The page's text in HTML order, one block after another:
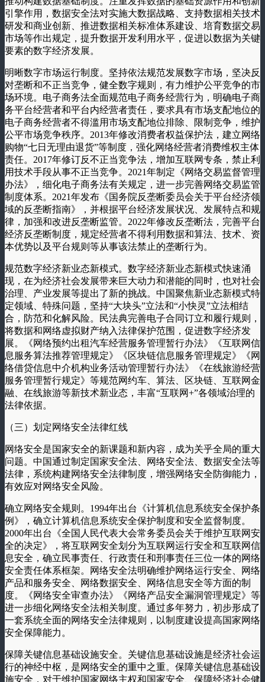
引擎作用，数据安全法对实施大数据战略、支持数据相关技术
研发和商业创新、推进数据相关标准体系建设、培育数据交易
市场等作出规定，提升数据开发利用水平，促进以数据为关键
要素的数字经济发展。
明晰数字市场运行制度。坚持依法规范发展数字市场，坚决反
对垄断和不正当竞争，健全数字规则，有力维护公平竞争的市
场环境。电子商务法全面规范电子商务经营行为，明确电子商
务平台经营者和平台内经营者责任，要求具有市场支配地位的
电子商务经营者不得滥用市场支配地位排除、限制竞争，维护
公平市场竞争秩序。2013年修改消费者权益保护法，建立网络
购物“七日无理由退货”等制度，强化网络经营者消费维权主体
责任。2017年修订反不正当竞争法，增加互联网专条，禁止利
用技术手段从事不正当竞争。2021年制定《网络交易监督管理
办法》，细化电子商务法有关规定，进一步完善网络交易监管
制度体系。2021年发布《国务院反垄断委员会关于平台经济领
域的反垄断指南》，并根据平台经济发展状况、发展特点和规
律，加强和改进反垄断监管。2022年修改反垄断法，完善平台
经济反垄断制度，规定经营者不得利用数据和算法、技术、资
本优势以及平台规则等从事该法禁止的垄断行为。
规范数字经济新业态新模式。数字经济新业态新模式快速涌
现，在为经济社会发展带来巨大动力和潜能的同时，也对社会
治理、产业发展等提出了新的挑战。中国聚焦新业态新模式特
定领域、特殊问题，坚持“大块头”立法和“小快灵”立法相结
合，防范和化解风险。民法典完善电子合同订立和履行规则，
将数据和网络虚拟财产纳入法律保护范围，促进数字经济发
展。《网络预约出租汽车经营服务管理暂行办法》《互联网信
息服务算法推荐管理规定》《区块链信息服务管理规定》《网
络借贷信息中介机构业务活动管理暂行办法》《在线旅游经营
服务管理暂行规定》等规范网约车、算法、区块链、互联网金
融、在线旅游等新技术新业态，丰富“互联网+”各领域治理的
法律依据。
（三）划定网络安全法律红线
网络安全是国家安全的新课题和新内容，成为关乎全局的重大
问题。中国通过制定国家安全法、网络安全法、数据安全法等
法律，系统构建网络安全法律制度，增强网络安全防御能力，
有效应对网络安全风险。
确立网络安全规则。1994年出台《计算机信息系统安全保护条
例》，确立计算机信息系统安全保护制度和安全监督制度。
2000年出台《全国人民代表大会常务委员会关于维护互联网安
全的决定》，将互联网安全划分为互联网运行安全和互联网信
息安全，确立民事责任、行政责任和刑事责任三位一体的网络
安全责任体系框架。网络安全法明确维护网络运行安全、网络
产品和服务安全、网络数据安全、网络信息安全等方面的制
度。《网络安全审查办法》《网络产品安全漏洞管理规定》等
进一步细化网络安全法相关制度。通过多年努力，初步形成了
一套系统全面的网络安全法律规则，以制度建设提高国家网络
安全保障能力。
保障关键信息基础设施安全。关键信息基础设施是经济社会运
行的神经中枢，是网络安全的重中之重。保障关键信息基础设
施安全，对于维护国家网络主权和国家安全、保障经济社会健